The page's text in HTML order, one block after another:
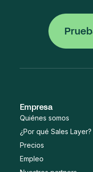
Empresa
Quiénes somos
¿Por qué Sales Layer?
Precios
Empleo